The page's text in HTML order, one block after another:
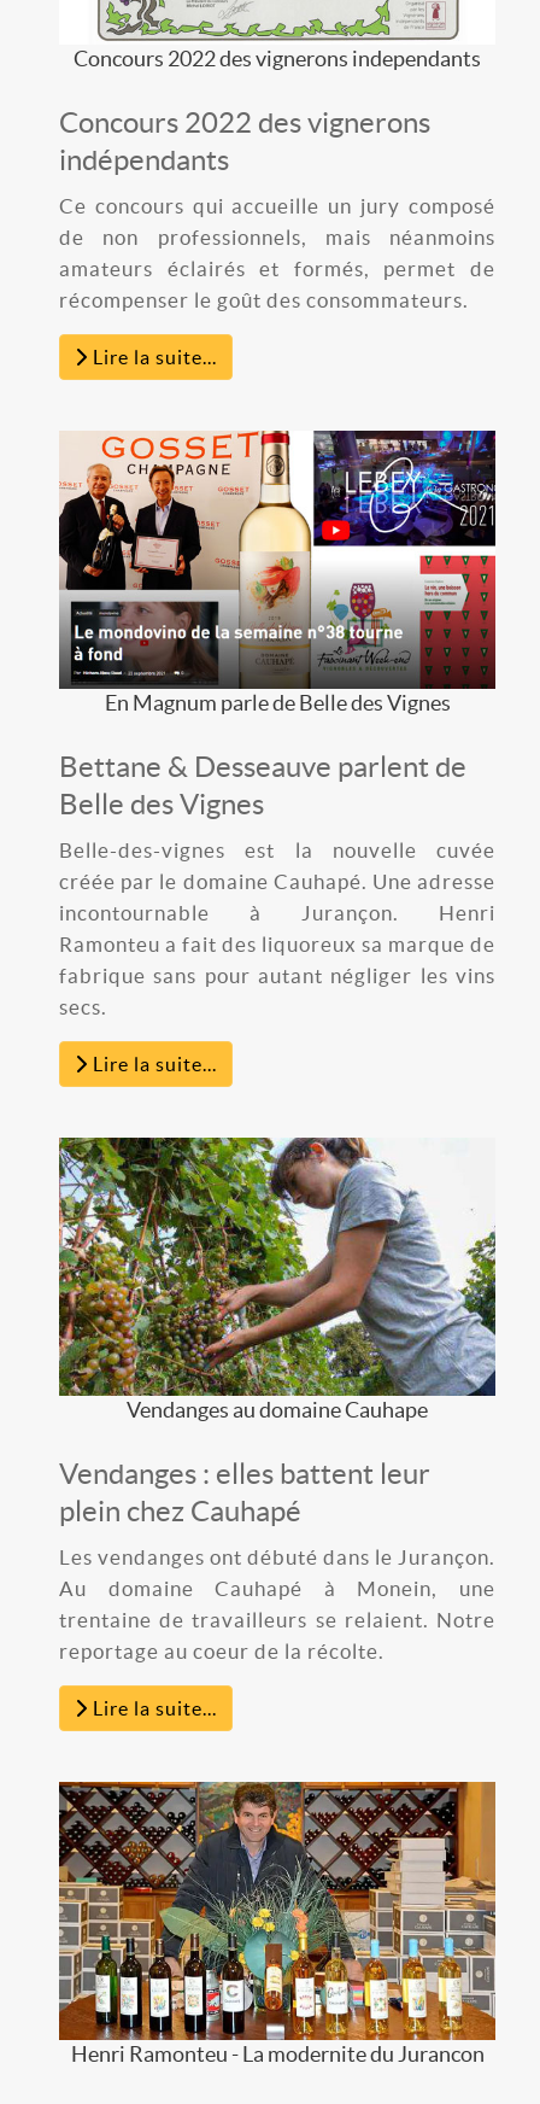
Concours 2022 des vignerons independants
Concours 2022 des vignerons
indépendants
Ce concours qui accueille un jury composé
de non professionnels, mais néanmoins
amateurs éclairés et formés, permet de
récompenser le goût des consommateurs.
Lire la suite...
En Magnum parle de Belle des Vignes
Bettane & Desseauve parlent de
Belle des Vignes
Belle-des-vignes est la nouvelle cuvée
créée par le domaine Cauhapé. Une adresse
incontournable à Jurançon. Henri
Ramonteu a fait des liquoreux sa marque de
fabrique sans pour autant négliger les vins
secs.
Lire la suite...
Vendanges au domaine Cauhape
Vendanges : elles battent leur
plein chez Cauhapé
Les vendanges ont débuté dans le Jurançon.
Au domaine Cauhapé à Monein, une
trentaine de travailleurs se relaient. Notre
reportage au coeur de la récolte.
Lire la suite...
Henri Ramonteu - La modernite du Jurancon